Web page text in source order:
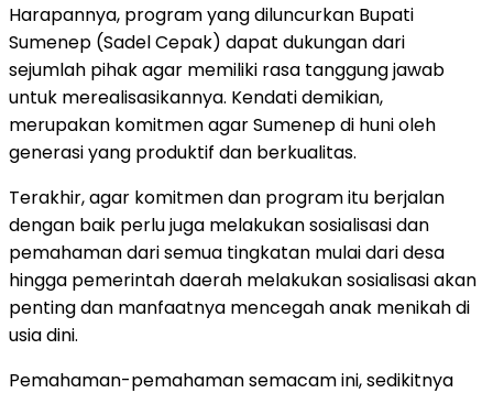
Harapannya, program yang diluncurkan Bupati
Sumenep (Sadel Cepak) dapat dukungan dari
sejumlah pihak agar memiliki rasa tanggung jawab
untuk merealisasikannya. Kendati demikian,
merupakan komitmen agar Sumenep di huni oleh
generasi yang produktif dan berkualitas.
Terakhir, agar komitmen dan program itu berjalan
dengan baik perlu juga melakukan sosialisasi dan
pemahaman dari semua tingkatan mulai dari desa
hingga pemerintah daerah melakukan sosialisasi akan
penting dan manfaatnya mencegah anak menikah di
usia dini.
Pemahaman-pemahaman semacam ini, sedikitnya